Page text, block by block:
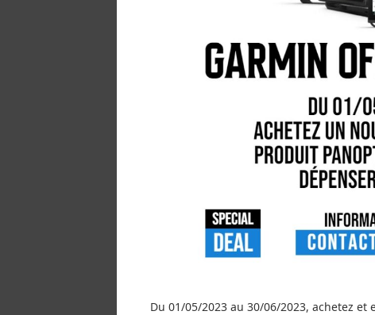
Du 01/05/2023 au 30/06/2023, achetez